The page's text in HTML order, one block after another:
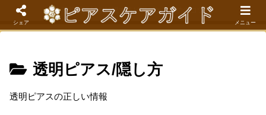
現役看護師が解説するピアスケア成功のコツ
透明ピアス/隠し方
透明ピアスの正しい情報
シェア メニュー